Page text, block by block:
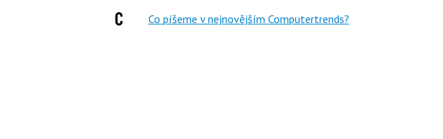
Co píšeme v nejnovějším Computertrends?